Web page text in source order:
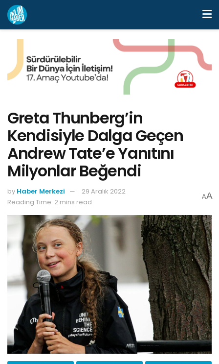
Greta Thunberg’in
Kendisiyle Dalga Geçen
Andrew Tate’e Yanıtını
Milyonlar Beğendi
by Haber Merkezi
29 Aralık 2022
Reading Time: 2 mins read
AA